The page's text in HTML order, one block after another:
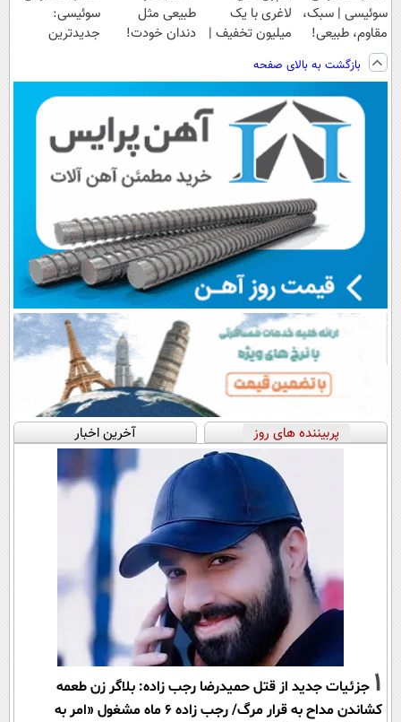
سوئیسی | سبک،
مقاوم، طبیعی!
ویزیت
رایگان+پرداخت
اقساطی😍
لاغری با یک
میلیون تخفیف |
داروخانه های
معتبر
طبیعی مثل
دندان خودت!
💳 📍 تهران
سوئیسی:
جدیدترین
پرداخت قسطی
بازگشت به بالای صفحه
پربیننده های روز آخرین اخبار
1 جزئیات جدید از قتل حمیدرضا رجب زاده: بلاگر زن طعمه
کشاندن مداح به قرار مرگ/ رجب زاده 6 ماه مشغول «امر به